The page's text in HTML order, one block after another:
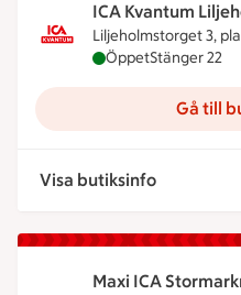
ICA Kvantum
Liljeholmstorget 3,
ICA Kvantum
ÖppetStänger 22
Gå till
Visa butiksinfo
Maxi ICA